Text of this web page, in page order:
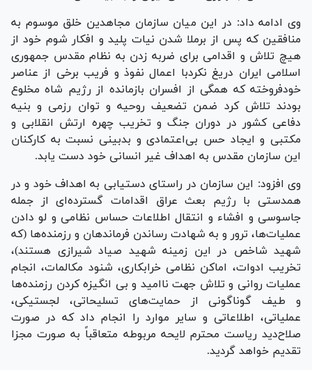
وی ادامه داد: در این میان سازمان مجاهدین خلق موسوم به
منافقین که پس از برملا شدن نیات پلید و افکار شوم خود از
هیچ تلاش و اقدامی برای ضربه زدن به نظام مقدس جمهوری
اسلامی ایران دریغ نکردبا اعمال نفوذ و فریب برخی از عناصر
خودفروخته که همگی از افسران بازمانده از رژیم شاه مخلوع
بودند تلاش کرد ضمن تضعیف روحیه و توان رزمی و بنیه
دفاعی کشور در دوران جنگ و تخریب چهره ارتش انقلابی و
مکتبی و ایجاد حس بی‌اعتمادی و بدبینی نسبت به کارکنان
این سازمان مقدس به اهداف غیر انسانی خود دست یابد.
وی افزود: این سازمان در راستای دستیابی به اهداف خود و در
همدستی با رژیم بعث عراق اقدامات گسترده‌ای از جمله
جاسوسی و افشاء و انتقال اطلاعات حساس نظامی و لو دادن
عملیات‌ها، ترور و به شهادت رساندن فرماندهان و رزمنده‌ها (که
شهید شاخص در این زمینه شهید صیاد شیرازی هستند)،
تخریب ادوات، اماکن نظامی خرابکاری، شنود مکالمات، انجام
عملیات روانی و تلاش جهت ناامید و بی انگیزه کردن رزمنده‌ها
و طیف گوناگونی از حمایت‌های تسلیحاتی، لجستیکی،
عملیاتی، اطلاعاتی و سایر موارد را انجام داد که در صورت
صلاح‌دید ریاست محترم لایحه مربوطه متعاقباً به صورت مجزا
تقدیم خواهد گردید.